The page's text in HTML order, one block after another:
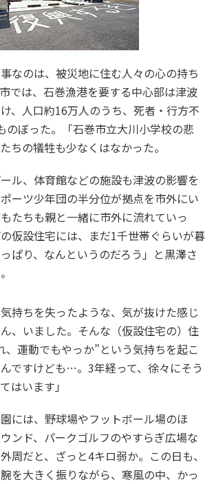
メールマガジン
「SSFニュース」
ソーシャルメディア運営方針
© 2020
ナンス
ティア
予算
社会づくり
連携
との連携
ツでアクティブなまちづくり
INCUBATOR ―スポーツ政策の『卵』 ―
検証
なのは、被災地に住む人々の心の持ち
では、石巻漁港を要する中心部は津波
、人口約16万人のうち、死者・行方不
のぼった。「石巻市立大川小学校の悲
ちの犠牲も少なくはなかった。
ル、体育館などの施設も津波の影響を
ーツ少年団の半分位が拠点を市外にい
たちも親と一緒に市外に流れていっ
仮設住宅には、まだ1千世帯ぐらいが暮
ぱり、なんというのだろう」と黒澤さ
気持ちを失ったような、気が抜けた感じ
、いました。そんな（仮設住宅の）住
、運動でもやっか”という気持ちを起こ
ですけども…。3年経って、徐々にそう
はいます」
には、野球場やフットボール場のほ
ンド、パークゴルフのやすらぎ広場な
周だと、ざっと4キロ弱か。この日も、
を大きく振りながら、寒風の中、かっ